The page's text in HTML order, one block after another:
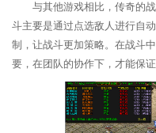
与其他游戏相比，传奇的
斗主要是通过点选敌人进行自
制，让战斗更加策略。在战斗
要，在团队的协作下，才能保证